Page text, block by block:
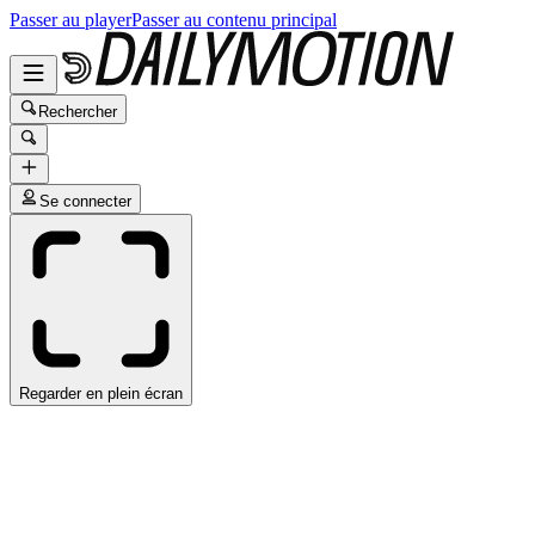
Passer au playerPasser au contenu principal
Rechercher
Se connecter
Regarder en plein écran